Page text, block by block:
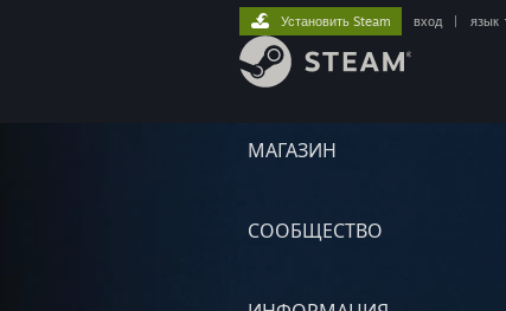
МАГАЗИН
СООБЩЕСТВО
Установить Steam вход язык